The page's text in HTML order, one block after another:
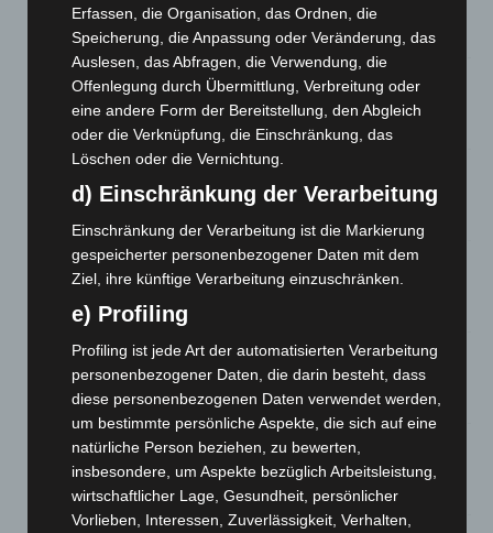
und Bothfeld
8. August 2026
Niedersachsen: Feuerwehrkräfte kehren nach
Waldbrandeinsatz aus Spanien zurück
7. August 2026
Hannover: Erste Tigermücken-Population in Niedersachsen
entdeckt
Brand im „Haus der Begegnung“ in Neuwarmbüchen schnell
eingedämmt
6. August 2026
Region Hannover: 21 neue Notfallsanitäter starten beim
Roten Kreuz
5. August 2026
Mann läuft mit Hockeyschläger über A7 – Polizei sucht
Zeugen
5. August 2026
Erfassen, die Organisation, das Ordnen, die
Speicherung, die Anpassung oder Veränderung, das
Auslesen, das Abfragen, die Verwendung, die
Offenlegung durch Übermittlung, Verbreitung oder
eine andere Form der Bereitstellung, den Abgleich
oder die Verknüpfung, die Einschränkung, das
Löschen oder die Vernichtung.
d) Einschränkung der Verarbeitung
Einschränkung der Verarbeitung ist die Markierung
gespeicherter personenbezogener Daten mit dem
Ziel, ihre künftige Verarbeitung einzuschränken.
e) Profiling
Profiling ist jede Art der automatisierten Verarbeitung
personenbezogener Daten, die darin besteht, dass
diese personenbezogenen Daten verwendet werden,
um bestimmte persönliche Aspekte, die sich auf eine
natürliche Person beziehen, zu bewerten,
insbesondere, um Aspekte bezüglich Arbeitsleistung,
wirtschaftlicher Lage, Gesundheit, persönlicher
Vorlieben, Interessen, Zuverlässigkeit, Verhalten,